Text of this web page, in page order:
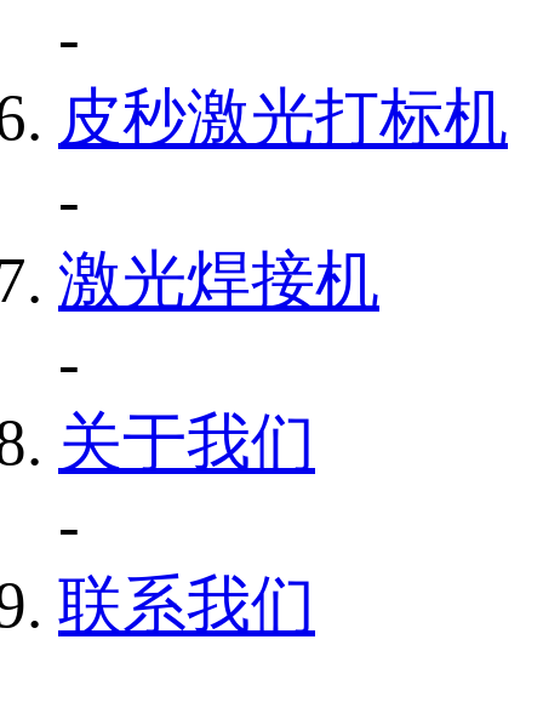
-
皮秒激光打标机
-
激光焊接机
-
关于我们
-
联系我们